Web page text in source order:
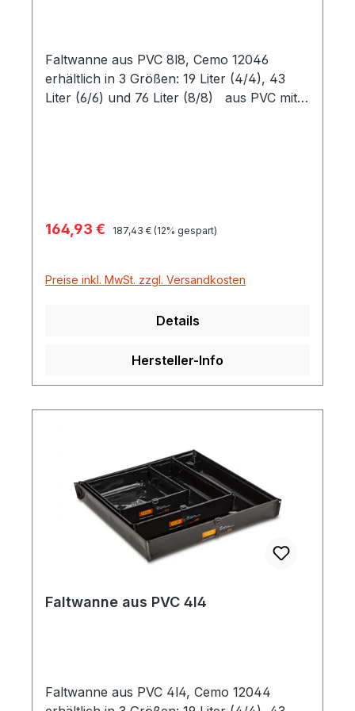
Faltwanne aus PVC 8l8, Cemo 12046
erhältlich in 3 Größen: 19 Liter (4/4), 43
Liter (6/6) und 76 Liter (8/8) aus PVC mit
an der Seite sorgen für Stabilität
schwer zugänglichen Stellen
80 x 12 Gewicht 1,2 kg
Verkaufspreis:
164,93 € Regulärer Preis:
187,43 € (12% gespart)
Preise inkl. MwSt. zzgl. Versandkosten
Details
Hersteller-Info
Faltwanne aus PVC 4l4
Faltwanne aus PVC 4l4, Cemo 12044